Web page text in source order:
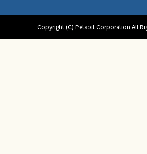
Copyright (C) Petabit Corporation All